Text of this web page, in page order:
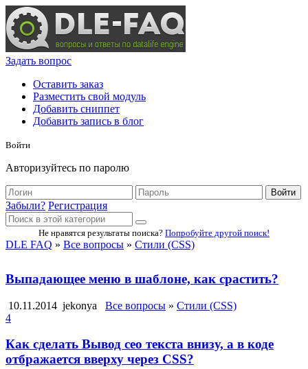
Задать вопрос
Оставить заказ
Разместить свой модуль
Добавить сниппет
Добавить запись в блог
Войти
Авторизуйтесь по паролю
Войти
Забыли? Регистрация
Не нравятся результаты поиска? Попробуйте другой поиск!
DLE FAQ » Все вопросы » Стили (CSS)
Выпадающее меню в шаблоне, как срастить?
10.11.2014 jekonya Все вопросы » Стили (CSS)
4
Как сделать Вывод сео текста внизу, а в коде
отбражается вверху через CSS?